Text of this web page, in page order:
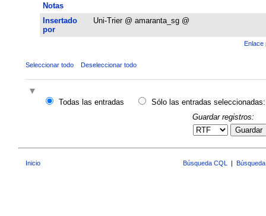
Notas
Insertado
por
Uni-Trier @ amaranta_sg @
Enlace
Seleccionar todo Deseleccionar todo
Todas las entradas
Sólo las entradas seleccionadas:
Guardar registros:
Guardar
Inicio Búsqueda CQL